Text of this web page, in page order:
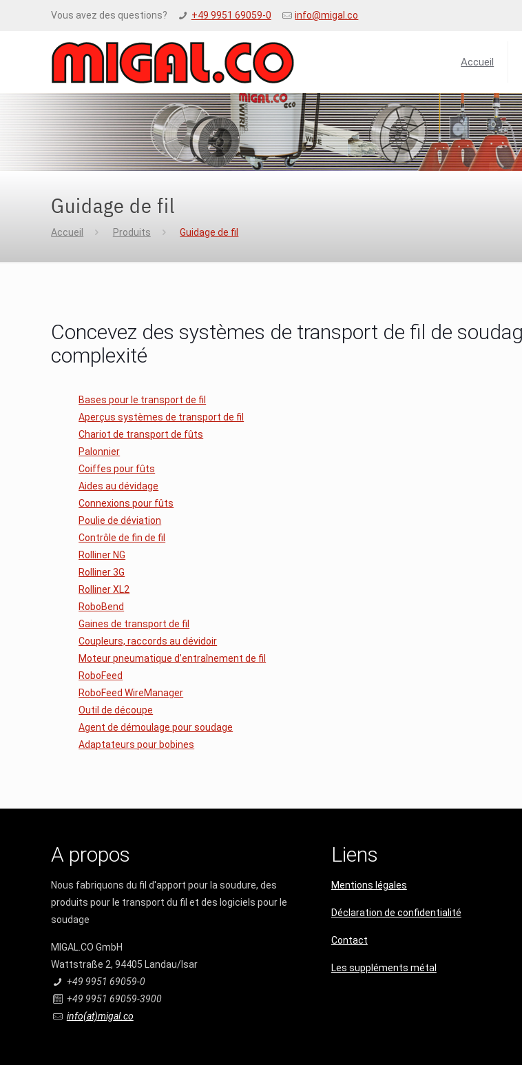
Vous avez des questions? +49 9951 69059-0 info@migal.co
Accueil
Guidage de fil
Accueil Produits Guidage de fil
Concevez des systèmes de transport de fil de
complexité
Bases pour le transport de fil
Aperçus systèmes de transport de fil
Chariot de transport de fûts
Palonnier
Coiffes pour fûts
Aides au dévidage
Connexions pour fûts
Poulie de déviation
Contrôle de fin de fil
Rolliner NG
Rolliner 3G
Rolliner XL2
RoboBend
Gaines de transport de fil
Coupleurs, raccords au dévidoir
Moteur pneumatique d’entraînement de fil
RoboFeed
RoboFeed WireManager
Outil de découpe
Agent de démoulage pour soudage
Adaptateurs pour bobines
A propos
Nous fabriquons du fil d'apport pour la soudure, des
produits pour le transport du fil et des logiciels pour le
soudage
MIGAL.CO GmbH
Wattstraße 2, 94405 Landau/Isar
+49 9951 69059-0
+49 9951 69059-3900
info(at)migal.co
Liens
Mentions légales
Déclaration de confidentialité​​​​​​​
Contact
Les suppléments métal